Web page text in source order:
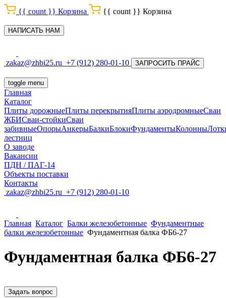
{{ count }} Корзина {{ count }} Корзина
НАПИСАТЬ НАМ
zakaz@zhbi25.ru +7 (912) 280-01-10 ЗАПРОСИТЬ ПРАЙС
toggle menu
Главная
Каталог
Плиты дорожныеПлиты перекрытияПлиты аэродромныеСваи
ЖБИСваи-стойкиСваи
забивныеОпорыАнкерыБалкиБлокиФундаментыКолонны
лестниц
О заводе
Вакансии
ПДН / ПАГ-14
Объекты поставки
Контакты
zakaz@zhbi25.ru +7 (912) 280-01-10
Главная Каталог Балки железобетонные Фундаментные
балки железобетонные Фундаментная балка ФБ6-27
Фундаментная балка ФБ6-27
Задать вопрос